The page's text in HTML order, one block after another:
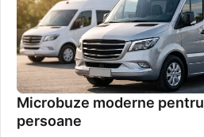
Microbuze moderne
persoane